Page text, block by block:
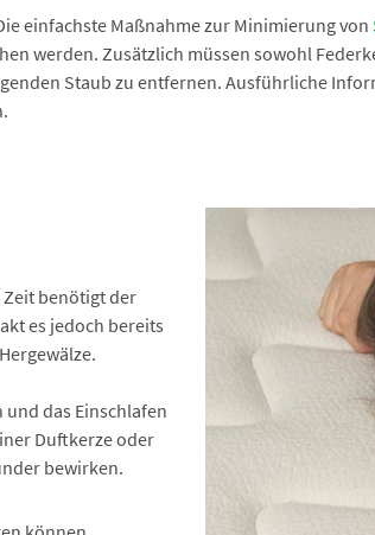
einfachste Maßnahme zur Minimierung von
werden. Zusätzlich müssen sowohl
Staub zu entfernen. Ausführliche
Zeit benötigt der
es jedoch bereits
das Einschlafen
Duftkerze oder
bewirken.